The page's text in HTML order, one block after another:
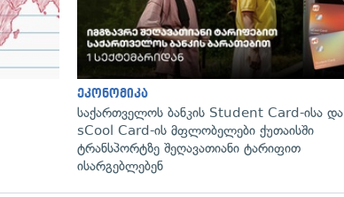
ეკონომიკა
საქართველოს ბანკის Student Card-ისა და
sCool Card-ის მფლობელები ქუთაისში
ტრანსპორტზე შეღავათიანი ტარიფით
ისარგებლებენ